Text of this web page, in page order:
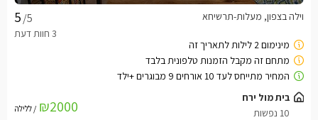
/5 וילה בצפון, מעלות-תרשיחא
בית מול ירח
10 נפשות
₪2000 / ללילה